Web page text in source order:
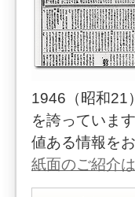
1946（昭和21
を誇っていま
値ある情報を
紙面のご紹介